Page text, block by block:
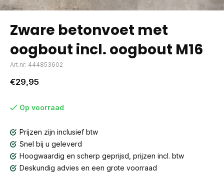
Zware betonvoet met
oogbout incl. oogbout M16
Art.nr: 444853602
€29,95
Op voorraad
Prijzen zijn inclusief btw
Snel bij u geleverd
Hoogwaardig en scherp geprijsd, prijzen incl. btw
Deskundig advies en een grote voorraad